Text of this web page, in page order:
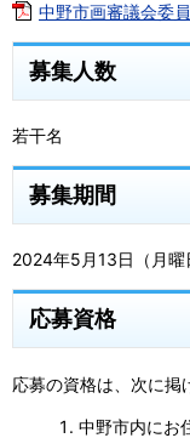
中野市画審議会委
募集人数
若干名
募集期間
2024年5月13日（月
応募資格
応募の資格は、次に掲
中野市内にお